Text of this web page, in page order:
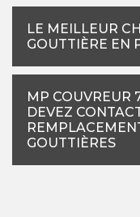
LE MEILLEUR
GOUTTIÈRE EN
MP COUVREUR
DEVEZ
GOUTTIÈRES